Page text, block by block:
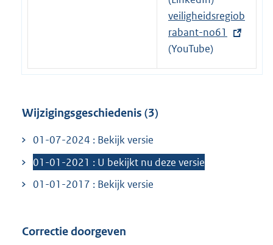
l
i
n
k
e
r
n
e
E
x
t
e
n
veiligheidsregiob
rabant-no61
(YouTube)
Wijzigingsgeschiedenis (3)
01-07-2024 : Bekijk versie
01-01-2021 : U bekijkt nu deze versie
01-01-2017 : Bekijk versie
Correctie doorgeven